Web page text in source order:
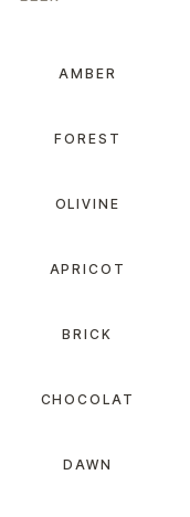
AMBER
FOREST
OLIVINE
APRICOT
BRICK
CHOCOLAT
DAWN